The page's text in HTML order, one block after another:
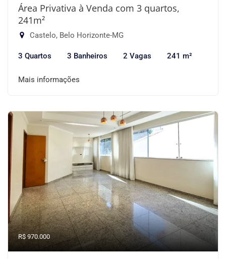
Área Privativa à Venda com 3 quartos,
241m²
Castelo, Belo Horizonte-MG
3 Quartos 3 Banheiros 2 Vagas 241 m²
Mais informações
R$ 970.000